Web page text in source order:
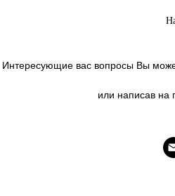
Интересующие вас вопросы Вы
или написав на